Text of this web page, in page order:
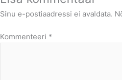
Sinu e-postiaadressi ei avaldata.
Kommenteeri *